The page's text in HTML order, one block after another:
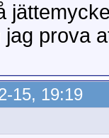
jag prova
15, 19:19